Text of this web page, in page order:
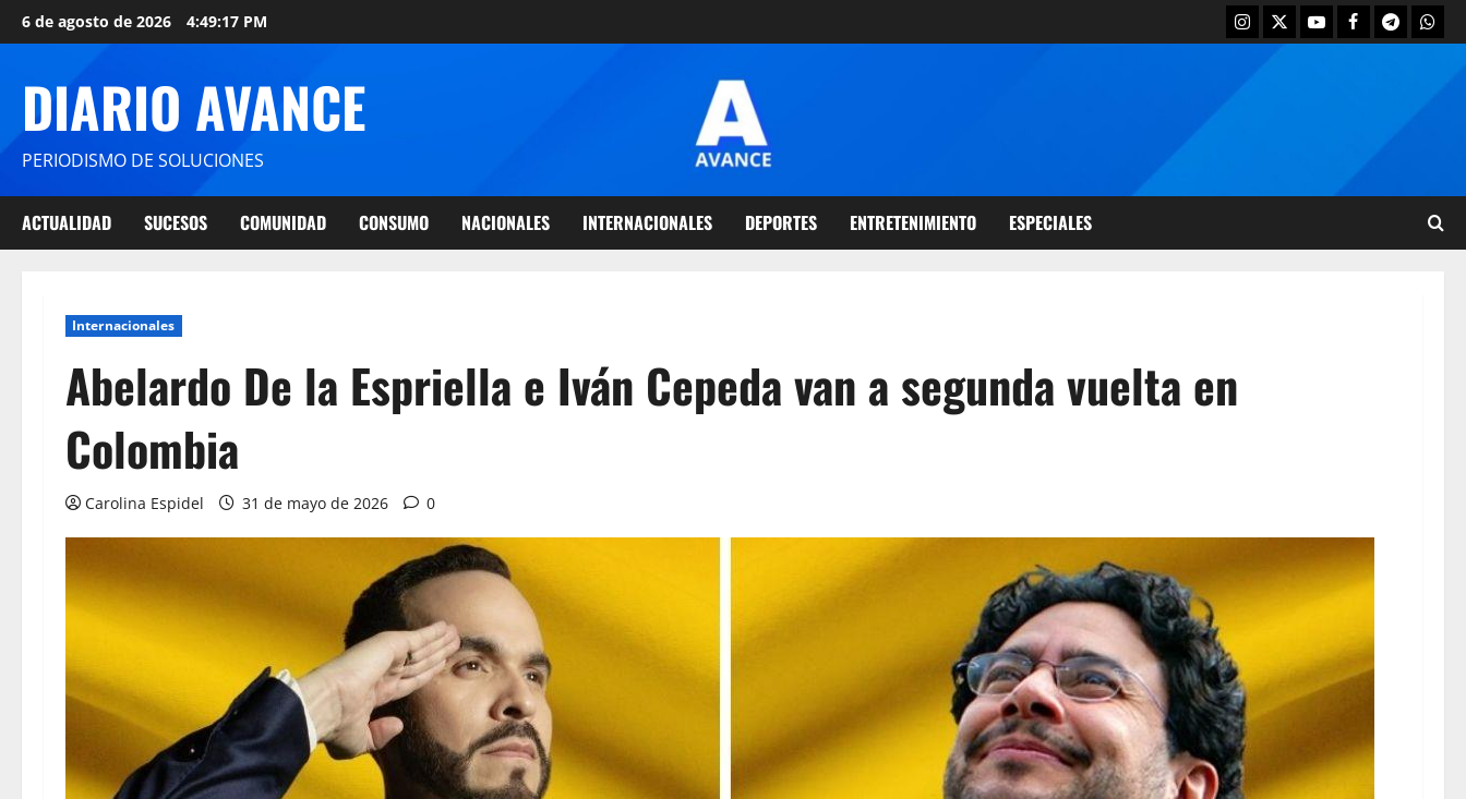
6 de agosto de 2026 4:49:18 PM
DIARIO AVANCE
PERIODISMO DE SOLUCIONES
ACTUALIDAD SUCESOS COMUNIDAD CONSUMO NACIONALES INTERNACIONALES DEPORTES ENTRETENIMIENTO ESPECIALES
Internacionales
Abelardo De la Espriella e Iván Cepeda van a segunda vuelta en
Colombia
Carolina Espidel 31 de mayo de 2026 0